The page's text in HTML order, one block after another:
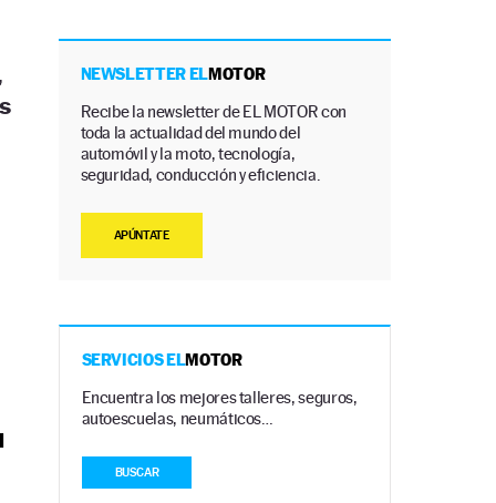
NEWSLETTER ELMOTOR
Recibe la newsletter de EL MOTOR con
toda la actualidad del mundo del
automóvil y la moto, tecnología,
seguridad, conducción y eficiencia.
APÚNTATE
SERVICIOS ELMOTOR
Encuentra los mejores talleres, seguros,
autoescuelas, neumáticos…
BUSCAR